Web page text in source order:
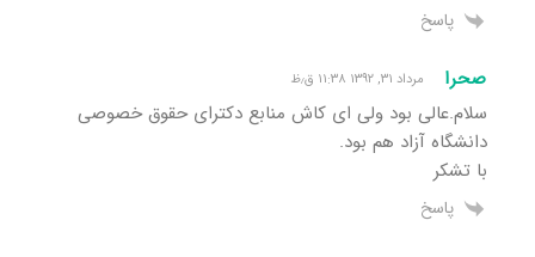
پاسخ
صحرا مرداد ۳۱, ۱۳۹۲ ۱۱:۳۸ ق٫ظ
سلام.عالی بود ولی ای کاش منابع دکترای حقوق خصوصی
دانشگاه آزاد هم بود.
با تشکر
پاسخ